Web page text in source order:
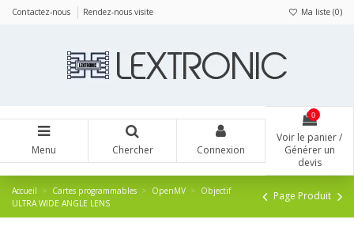
Contactez-nous Rendez-nous visite Ma liste (0)
Menu Chercher Connexion
0
Voir le panier /
Générer un
devis
Accueil Cartes programmables OpenMV
Objectif
ULTRA WIDE ANGLE LENS
Page Produit
Panneau de gestion des cookies